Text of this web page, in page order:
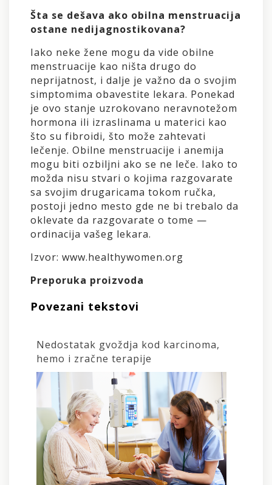
Šta se dešava ako obilna menstruacija
ostane nedijagnostikovana?
Iako neke žene mogu da vide obilne
menstruacije kao ništa drugo do
neprijatnost, i dalje je važno da o svojim
simptomima obavestite lekara. Ponekad
je ovo stanje uzrokovano neravnotežom
hormona ili izraslinama u materici kao
što su fibroidi, što može zahtevati
lečenje. Obilne menstruacije i anemija
mogu biti ozbiljni ako se ne leče. Iako to
možda nisu stvari o kojima razgovarate
sa svojim drugaricama tokom ručka,
postoji jedno mesto gde ne bi trebalo da
oklevate da razgovarate o tome —
ordinacija vašeg lekara.
Izvor: www.healthywomen.org
Preporuka proizvoda
Povezani tekstovi
Nedostatak gvoždja kod karcinoma,
hemo i zračne terapije